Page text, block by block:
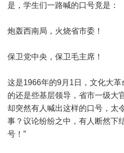
是，学生们一路喊的口号竟是：
炮轰西南局，火烧省市委！
保卫党中央，保卫毛主席！
这是1966年的9月1日，文化大
的还是些基层领导，省市一级大
却突然有人喊出这样的口号，太
事？议论纷纷之中，有人断然下
号！”